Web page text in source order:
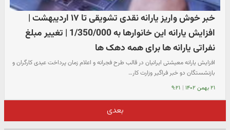
خبر خوش واریز یارانه نقدی تشویقی تا ۱۷ اردیبهشت |
افزایش یارانه این خانوارها به 1/350/000 | تغییر مبلغ
نفراتی یارانه ها برای همه دهک ها
افزایش یارانه معیشتی ایرانیان در قالب طرح فجرانه و اعلام زمان پرداخت عیدی کارگران و
بازنشستگان دو خبر فراگیر وزارت کار…
۲۱ بهمن ۱۴۰۲ | ۹:۲۱
بعدی